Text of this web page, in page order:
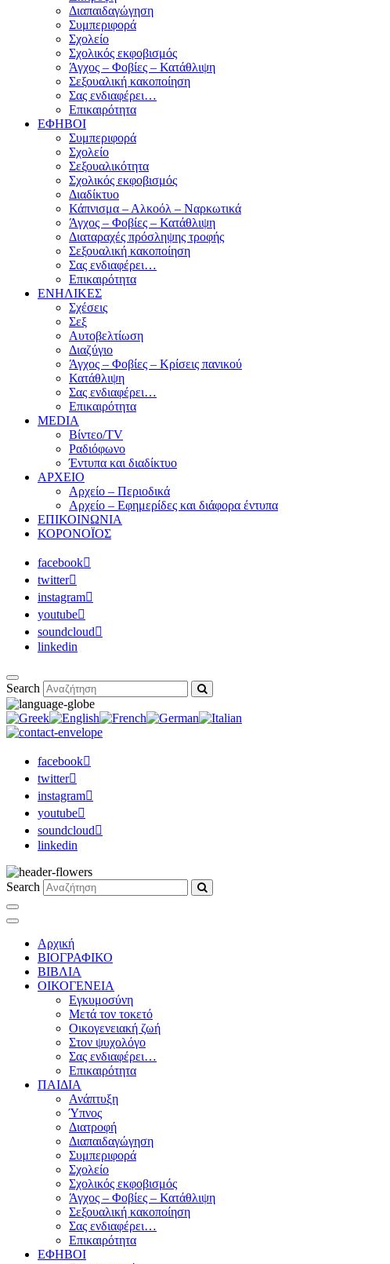
Διαπαιδαγώγηση
Συμπεριφορά
Σχολείο
Σχολικός εκφοβισμός
Άγχος – Φοβίες – Κατάθλιψη
Σεξουαλική κακοποίηση
Σας ενδιαφέρει…
Επικαιρότητα
ΕΦΗΒΟΙ
Συμπεριφορά
Σχολείο
Σεξουαλικότητα
Σχολικός εκφοβισμός
Διαδίκτυο
Κάπνισμα – Αλκοόλ – Ναρκωτικά
Άγχος – Φοβίες – Κατάθλιψη
Διαταραχές πρόσληψης τροφής
Σεξουαλική κακοποίηση
Σας ενδιαφέρει…
Επικαιρότητα
ΕΝΗΛΙΚΕΣ
Σχέσεις
Σεξ
Αυτοβελτίωση
Διαζύγιο
Άγχος – Φοβίες – Κρίσεις πανικού
Κατάθλιψη
Σας ενδιαφέρει…
Επικαιρότητα
MEDIA
Βίντεο/TV
Ραδιόφωνο
Έντυπα και διαδίκτυο
ΑΡΧΕΙΟ
Αρχείο – Περιοδικά
Αρχείο – Εφημερίδες και διάφορα έντυπα
ΕΠΙΚΟΙΝΩΝΙΑ
ΚΟΡΟΝΟΪΟΣ
facebook
twitter
instagram
youtube
soundcloud
linkedin
Search
facebook
twitter
instagram
youtube
soundcloud
linkedin
Search
Αρχική
ΒΙΟΓΡΑΦΙΚΟ
ΒΙΒΛΙΑ
ΟΙΚΟΓΕΝΕΙΑ
Εγκυμοσύνη
Μετά τον τοκετό
Οικογενειακή ζωή
Στον ψυχολόγο
Σας ενδιαφέρει…
Επικαιρότητα
ΠΑΙΔΙΑ
Ανάπτυξη
Ύπνος
Διατροφή
Διαπαιδαγώγηση
Συμπεριφορά
Σχολείο
Σχολικός εκφοβισμός
Άγχος – Φοβίες – Κατάθλιψη
Σεξουαλική κακοποίηση
Σας ενδιαφέρει…
Επικαιρότητα
ΕΦΗΒΟΙ